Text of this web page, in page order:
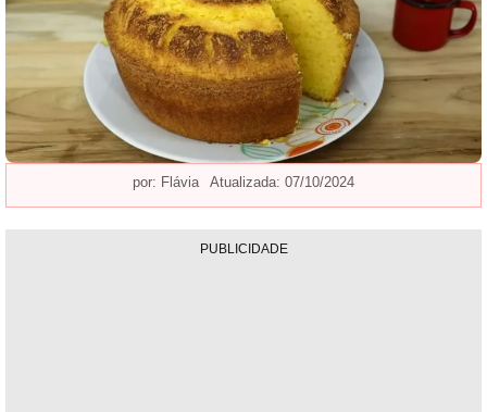
por: Flávia Atualizada: 07/10/2024
PUBLICIDADE